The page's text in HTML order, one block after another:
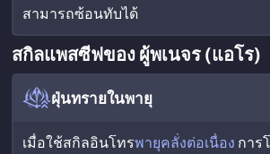
สามารถซ้อนทับได้
สกิลแพสซีฟของ ผู้พเนจร (แอโร)
ฝุ่นทรายในพายุ
เมื่อใช้สกิลอินโทรพายุคลั่งต่อเนื่อง การ